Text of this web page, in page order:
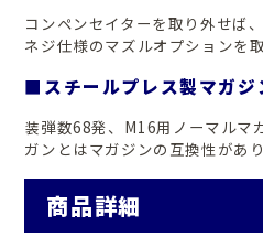
コンペンセイターを取り外せば
ネジ仕様のマズルオプションを
■スチールプレス製マガジ
装弾数68発、M16用ノーマル
ガンとはマガジンの互換性があり
商品詳細